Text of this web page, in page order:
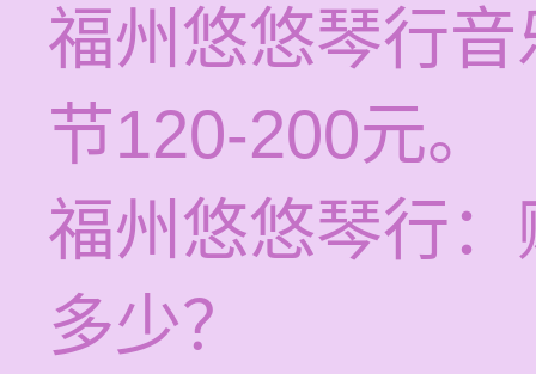
福州悠悠琴行
节120-200元。
福州悠悠琴行
多少？